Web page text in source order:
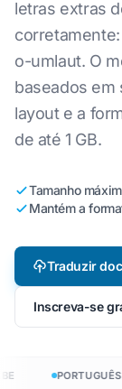
letras extras
o-umlaut. O
baseados em
layout e a
de até 1 GB.
Tamanho
Mantém a
Traduzir
Inscreva-se
PORTUGUÊS